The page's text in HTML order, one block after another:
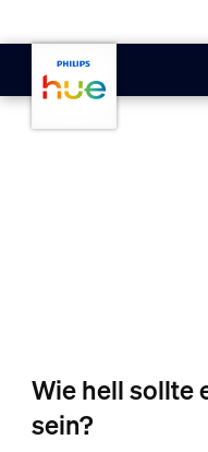
Wie hell sollte
sein?